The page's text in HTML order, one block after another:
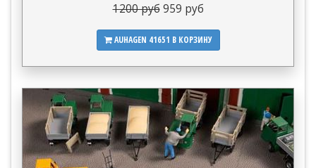
1200 руб 959 руб
AUHAGEN 41651 В КОРЗИНУ